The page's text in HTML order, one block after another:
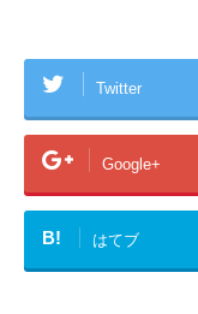
Twitter
Google+
B! はてブ